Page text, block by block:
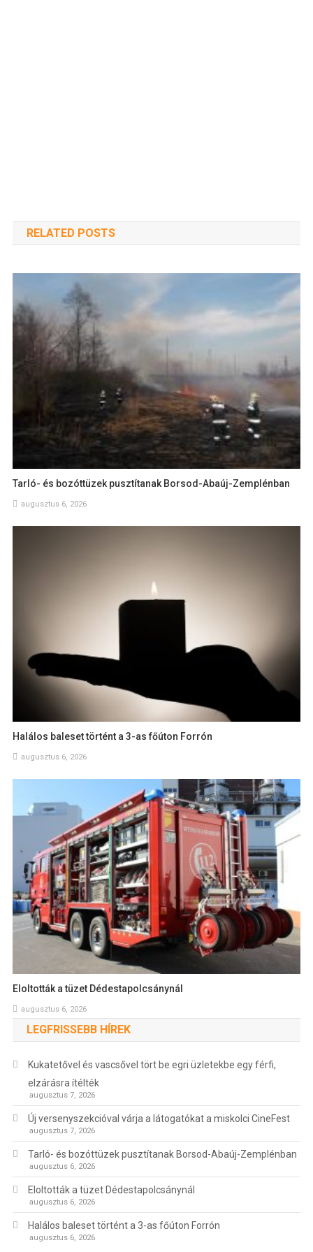
RELATED POSTS
Tarló- és bozóttüzek pusztítanak Borsod-Abaúj-Zemplénban
augusztus 6, 2026
Halálos baleset történt a 3-as főúton Forrón
augusztus 6, 2026
Eloltották a tüzet Dédestapolcsánynál
augusztus 6, 2026
LEGFRISSEBB HÍREK
Kukatetővel és vascsővel tört be egri üzletekbe egy férfi,
elzárásra ítélték
augusztus 7, 2026
Új versenyszekcióval várja a látogatókat a miskolci CineFest
augusztus 7, 2026
Tarló- és bozóttüzek pusztítanak Borsod-Abaúj-Zemplénban
augusztus 6, 2026
Eloltották a tüzet Dédestapolcsánynál
augusztus 6, 2026
Halálos baleset történt a 3-as főúton Forrón
augusztus 6, 2026